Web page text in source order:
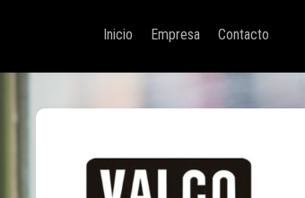
Inicio Empresa Contacto